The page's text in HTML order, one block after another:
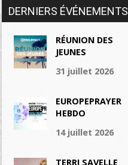
DERNIERS ÉVÉNEMENTS
RÉUNION DES
JEUNES
31 juillet 2026
EUROPEPRAYER
HEBDO
14 juillet 2026
TERRI SAVELLE